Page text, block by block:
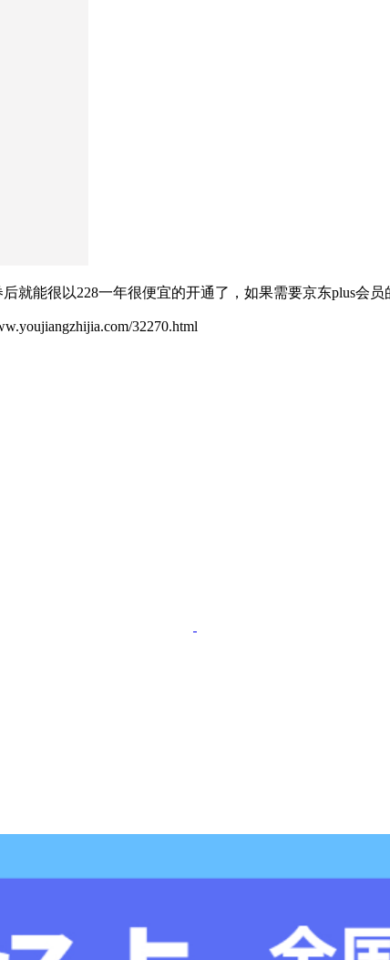
就能很以228一年很便宜的开通了，如果需要京东plus会员
32270.html